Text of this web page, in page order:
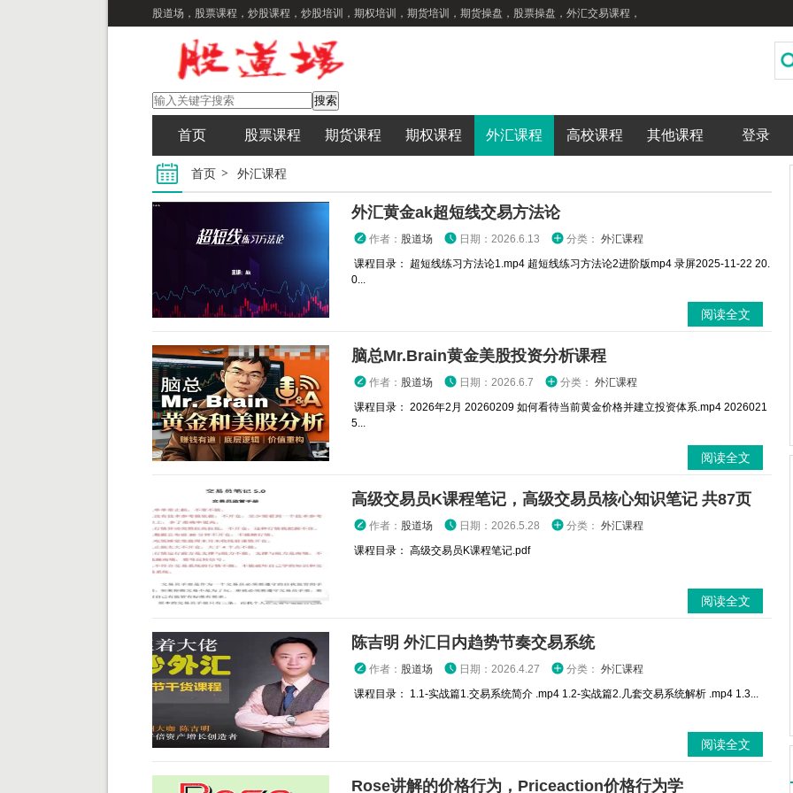
股道场，股票课程，炒股课程，炒股培训，期权培训，期货培训，期货操盘，股票操盘，外汇交易课程，
首页 股票课程 期货课程 期权课程 外汇课程 高校课程 其他课程 登录
首页 外汇课程
外汇黄金ak超短线交易方法论
作者： 股道场 日期：2026.6.13 分类： 外汇课程
课程目录： 超短线练习方法论1.mp4 超短线练习方法论2进阶版mp4 录屏2025-11-22 20.
0...
阅读全文
脑总Mr.Brain黄金美股投资分析课程
作者： 股道场 日期：2026.6.7 分类： 外汇课程
课程目录： 2026年2月 20260209 如何看待当前黄金价格并建立投资体系.mp4 2026021
5...
阅读全文
高级交易员K课程笔记，高级交易员核心知识笔记 共87页
作者： 股道场 日期：2026.5.28 分类： 外汇课程
课程目录： 高级交易员K课程笔记.pdf
阅读全文
陈吉明 外汇日内趋势节奏交易系统
作者： 股道场 日期：2026.4.27 分类： 外汇课程
课程目录： 1.1-实战篇1.交易系统简介 .mp4 1.2-实战篇2.几套交易系统解析 .mp4 1.3...
阅读全文
Rose讲解的价格行为，Priceaction价格行为学